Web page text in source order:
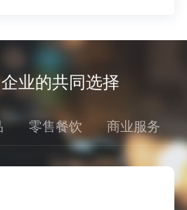
业的共同选择
零售餐饮 商业服务